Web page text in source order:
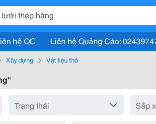
hệ QC Liên hệ Quảng Cáo:
Xây dựng Vật liệu thô